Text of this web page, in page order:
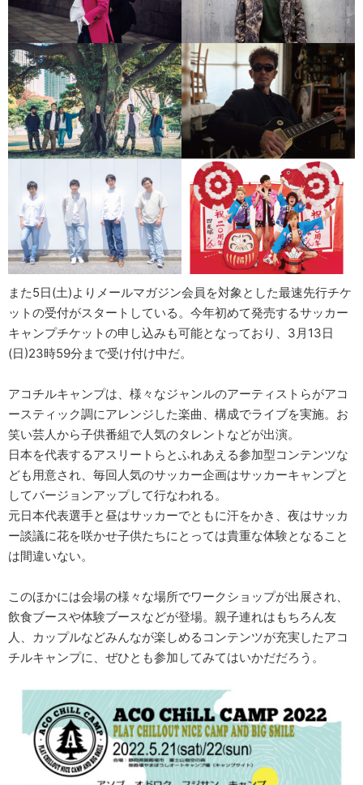
また5日(土)よりメールマガジン会員を対象とした最速先行チケ
ットの受付がスタートしている。今年初めて発売するサッカー
キャンプチケットの申し込みも可能となっており、3月13日
(日)23時59分まで受け付け中だ。
アコチルキャンプは、様々なジャンルのアーティストらがアコ
ースティック調にアレンジした楽曲、構成でライブを実施。お
笑い芸人から子供番組で人気のタレントなどが出演。
日本を代表するアスリートらとふれあえる参加型コンテンツな
ども用意され、毎回人気のサッカー企画はサッカーキャンプと
してバージョンアップして行なわれる。
元日本代表選手と昼はサッカーでともに汗をかき、夜はサッカ
ー談議に花を咲かせ子供たちにとっては貴重な体験となること
は間違いない。
このほかには会場の様々な場所でワークショップが出展され、
飲食ブースや体験ブースなどが登場。親子連れはもちろん友
人、カップルなどみんなが楽しめるコンテンツが充実したアコ
チルキャンプに、ぜひとも参加してみてはいかだだろう。